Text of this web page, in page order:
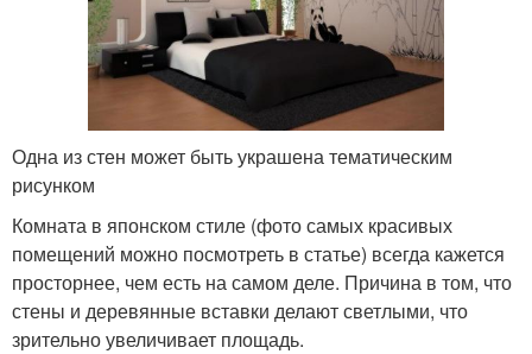
Одна из стен может быть украшена тематическим
рисунком
Комната в японском стиле (фото самых красивых
помещений можно посмотреть в статье) всегда кажется
просторнее, чем есть на самом деле. Причина в том, что
стены и деревянные вставки делают светлыми, что
зрительно увеличивает площадь.